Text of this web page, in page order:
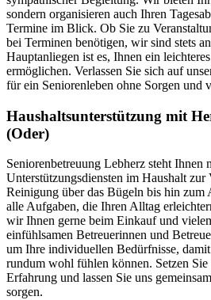
sondern organisieren auch Ihren
Termine im Blick. Ob Sie zu
bei Terminen benötigen, wir sind stets
Hauptanliegen ist es, Ihnen ein
ermöglichen. Verlassen Sie sich auf
für ein Seniorenleben ohne Sorgen und
Haushalts­unterstützung mit
(Oder)
Seniorenbetreuung Lebherz steht Ihnen
Unterstützungsdiensten im Haushalt
Reinigung über das Bügeln bis hin zum
alle Aufgaben, die Ihren Alltag
wir Ihnen gerne beim Einkauf und
einfühlsamen Betreuerinnen und
um Ihre individuellen Bedürfnisse,
rundum wohl fühlen können. Setzen
Erfahrung und lassen Sie uns
sorgen.